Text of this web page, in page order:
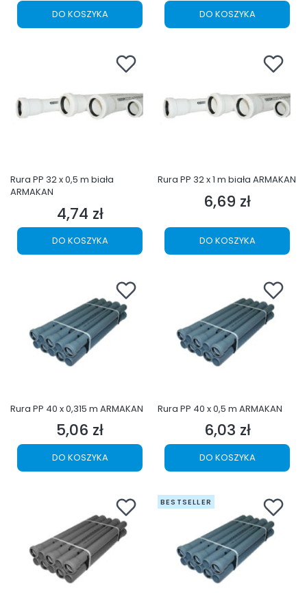
DO KOSZYKA DO KOSZYKA
Rura PP 32 x 0,5 m biała
ARMAKAN
Cena
4,74 zł
DO KOSZYKA
Rura PP 32 x 1 m biała ARMAKAN
Cena
6,69 zł
DO KOSZYKA
Rura PP 40 x 0,315 m ARMAKAN
Cena
5,06 zł
DO KOSZYKA
Rura PP 40 x 0,5 m ARMAKAN
Cena
6,03 zł
DO KOSZYKA
BESTSELLER